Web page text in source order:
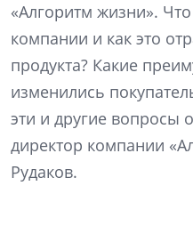
«Алгоритм жизни».
компании и как это
продукта? Какие
изменились
эти и другие вопросы
директор компании
Рудаков.